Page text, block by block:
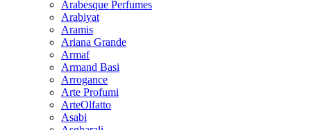
Arabesque Perfumes
Arabiyat
Aramis
Ariana Grande
Armaf
Armand Basi
Arrogance
Arte Profumi
ArteOlfatto
Asabi